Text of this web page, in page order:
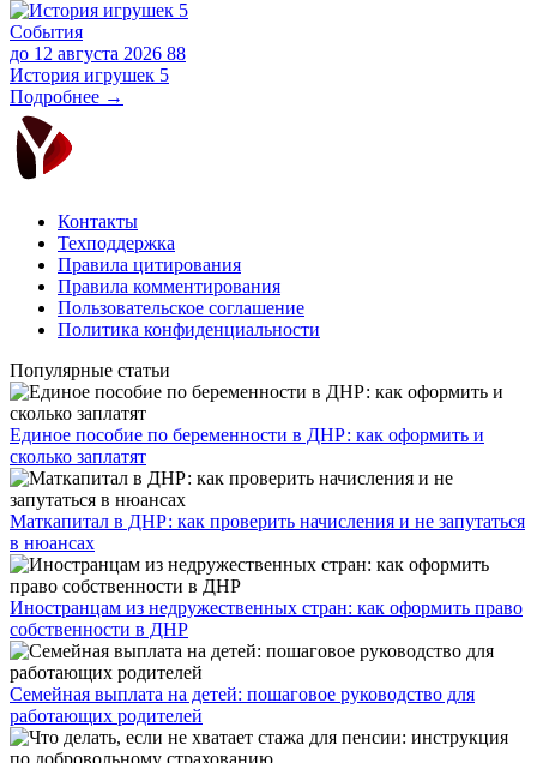
События
до 12 августа 2026 88
История игрушек 5
Подробнее →
Контакты
Техподдержка
Правила цитирования
Правила комментирования
Пользовательское соглашение
Политика конфиденциальности
Популярные статьи
Единое пособие по беременности в ДНР: как оформить и
сколько заплатят
​Маткапитал в ДНР: как проверить начисления и не запутаться
в нюансах
Иностранцам из недружественных стран: как оформить право
собственности в ДНР
Семейная выплата на детей: пошаговое руководство для
работающих родителей